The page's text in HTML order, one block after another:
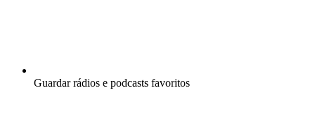
Guardar rádios e podcasts favoritos